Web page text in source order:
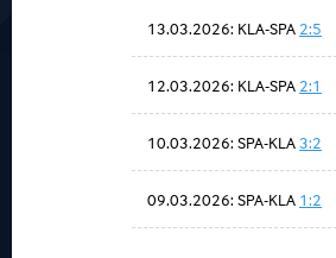
13.03.2026: KLA-SPA 2:5
12.03.2026: KLA-SPA 2:1
10.03.2026: SPA-KLA3:2
09.03.2026: SPA-KLA 1:2